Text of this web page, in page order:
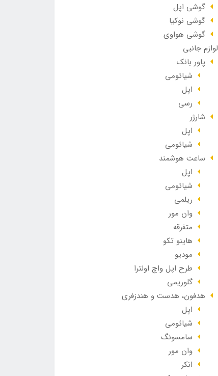
گوشی اپل
گوشی نوکیا
گوشی هواوی
لوازم جانبی
پاور بانک
شیائومی
اپل
رسی
شارژر
اپل
شیائومی
ساعت هوشمند
اپل
شیائومی
ریلمی
وان مور
متفرقه
هاینو تکو
مودیو
طرح اپل واچ اولترا
گلوریمی
هدفون، هدست و هندزفری
اپل
شیائومی
سامسونگ
وان مور
انکر